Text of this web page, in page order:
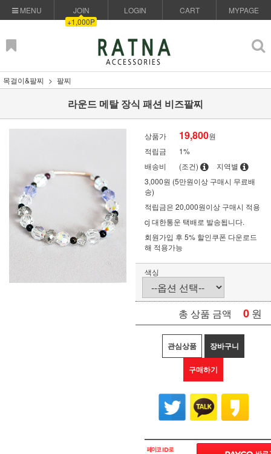
MENU
JOIN
+1,000P
LOGIN CART MYPAGE
목걸이&팔찌 팔찌
라운드 메탈 장식 패션 비즈팔찌
상품가 19,800원
적립금
1%
배송비
(조건)
지역별
3,000원 (5만원이상 구매시 무료배
송)
적립금은 20,000원이상 구매시 적용
cj 대한통운 택배로 발송됩니다.
회원가입 후 5% 할인쿠폰 다운로드
해 적용가능
색싱
총 상품 금액 0 원
관심상품 장바구니
구매하기